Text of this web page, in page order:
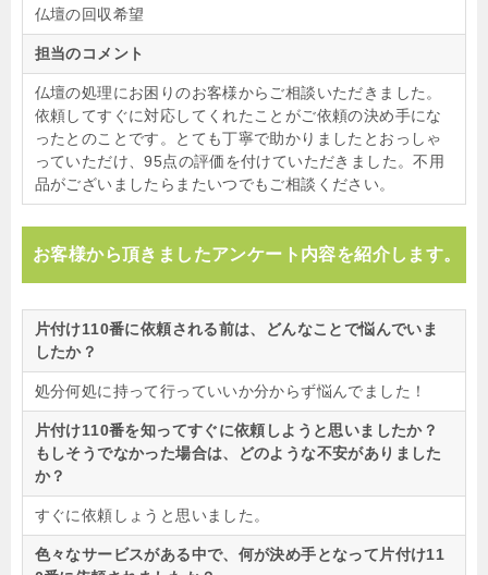
仏壇の回収希望
担当のコメント
仏壇の処理にお困りのお客様からご相談いただきました。
依頼してすぐに対応してくれたことがご依頼の決め手にな
ったとのことです。とても丁寧で助かりましたとおっしゃ
っていただけ、95点の評価を付けていただきました。不用
品がございましたらまたいつでもご相談ください。
お客様から頂きましたアンケート内容を紹介します。
片付け110番に依頼される前は、どんなことで悩んでいま
したか？
処分何処に持って行っていいか分からず悩んでました！
片付け110番を知ってすぐに依頼しようと思いましたか？
もしそうでなかった場合は、どのような不安がありました
か？
すぐに依頼しょうと思いました。
色々なサービスがある中で、何が決め手となって片付け11